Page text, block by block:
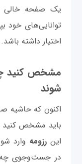
یک صفحه خالی
توانایی‌های خود
اختیار داشته باشد.
مشخص کنید چه
شوند
اکنون که حاشیه
باید مشخص کنید
اینرزومه وارد
در جست‌وجوی چه